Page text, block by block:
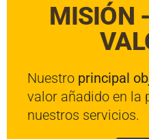
MISIÓN
Nuestro principal
valor añadido en la
nuestros servicios.